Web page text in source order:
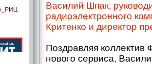
Василий Шпак,
радиоэлектронного
Критенко и директор
Поздравляя
нового сервиса,